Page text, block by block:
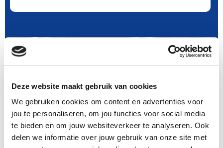
Deze website maakt gebruik van cookies
We gebruiken cookies om content en advertenties voor
jou te personaliseren, om jou functies voor social media
te bieden en om jouw websiteverkeer te analyseren. Ook
delen we informatie over jouw gebruik van onze site met